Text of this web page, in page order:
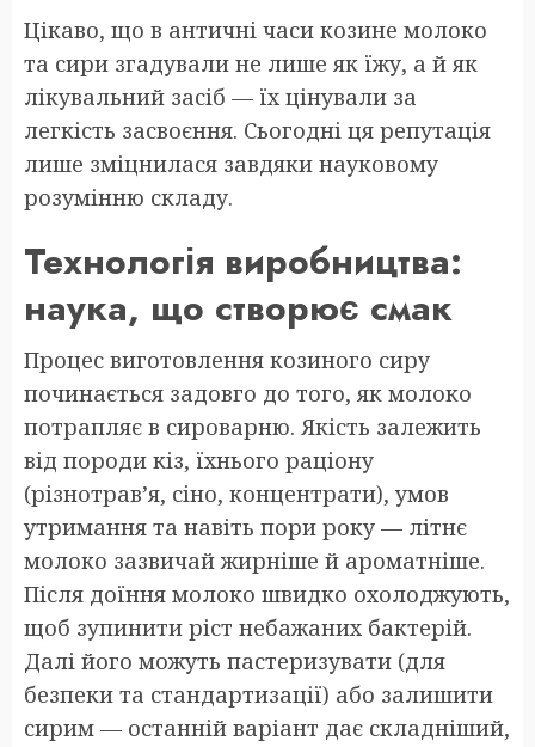
Цікаво, що в античні часи козине молоко
та сири згадували не лише як їжу, а й як
лікувальний засіб — їх цінували за
легкість засвоєння. Сьогодні ця репутація
лише зміцнилася завдяки науковому
розумінню складу.
Технологія виробництва:
наука, що створює смак
Процес виготовлення козиного сиру
починається задовго до того, як молоко
потрапляє в сироварню. Якість залежить
від породи кіз, їхнього раціону
(різнотрав’я, сіно, концентрати), умов
утримання та навіть пори року — літнє
молоко зазвичай жирніше й ароматніше.
Після доїння молоко швидко охолоджують,
щоб зупинити ріст небажаних бактерій.
Далі його можуть пастеризувати (для
безпеки та стандартизації) або залишити
сирим — останній варіант дає складніший,